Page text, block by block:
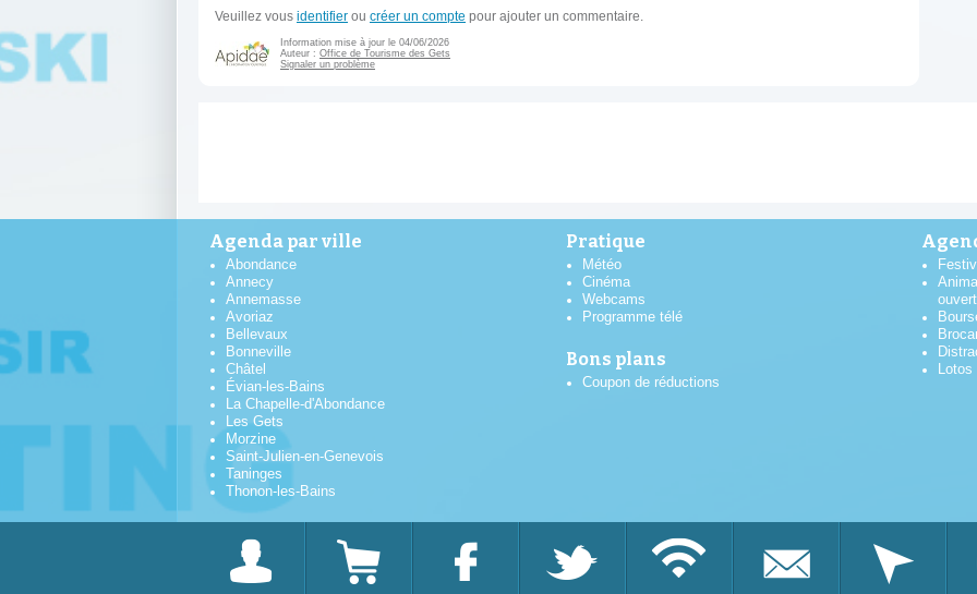
Veuillez vous identifier ou créer un compte pour ajouter un commentaire.
Information mise à jour le 04/06/2026
Auteur : Office de Tourisme des Gets
Signaler un problème
Agenda par ville
Abondance
Annecy
Annemasse
Avoriaz
Bellevaux
Bonneville
Châtel
Évian-les-Bains
La Chapelle-d'Abondance
Les Gets
Morzine
Saint-Julien-en-Genevois
Taninges
Thonon-les-Bains
Pratique
Météo
Cinéma
Webcams
Programme télé
Bons plans
Coupon de réductions
Lotos